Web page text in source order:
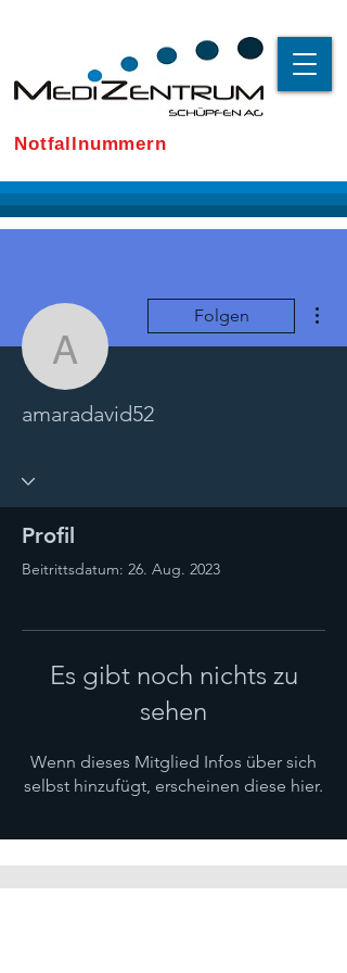
Notfallnummern
amaradavid52
Folgen
amaradavid52
Profil
Beitrittsdatum: 26. Aug. 2023
Es gibt noch nichts zu
sehen
Wenn dieses Mitglied Infos über sich
selbst hinzufügt, erscheinen diese hier.